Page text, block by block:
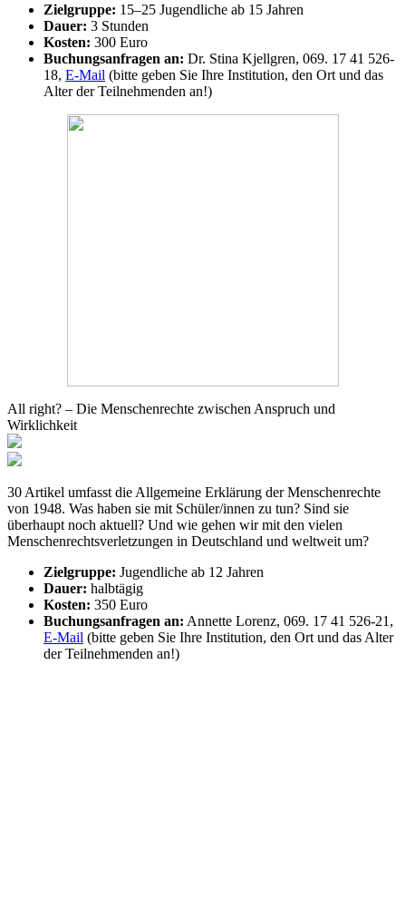
Zielgruppe: 15–25 Jugendliche ab 15 Jahren
Dauer: 3 Stunden
Kosten: 300 Euro
Buchungsanfragen an: Dr. Stina Kjellgren, 069. 17 41 526-
18, E-Mail (bitte geben Sie Ihre Institution, den Ort und das
Alter der Teilnehmenden an!)
All right? – Die Menschenrechte zwischen Anspruch und
Wirklichkeit
30 Artikel umfasst die Allgemeine Erklärung der Menschenrechte
von 1948. Was haben sie mit Schüler/innen zu tun? Sind sie
überhaupt noch aktuell? Und wie gehen wir mit den vielen
Menschenrechtsverletzungen in Deutschland und weltweit um?
Zielgruppe: Jugendliche ab 12 Jahren
Dauer: halbtägig
Kosten: 350 Euro
Buchungsanfragen an: Annette Lorenz, 069. 17 41 526-21,
E-Mail (bitte geben Sie Ihre Institution, den Ort und das Alter
der Teilnehmenden an!)